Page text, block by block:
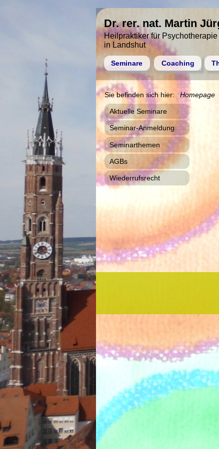
Dr. rer. nat. Martin
Heilpraktiker für Psychotherapie
in Landshut
Seminare Coaching
Homepage
Aktuelle Seminare
Seminar-Anmeldung
Seminarthemen
AGBs
Wiederrufsrecht